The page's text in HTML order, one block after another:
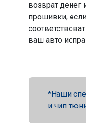
возврат денег
прошивки,
ваш авто
Наши
и чип